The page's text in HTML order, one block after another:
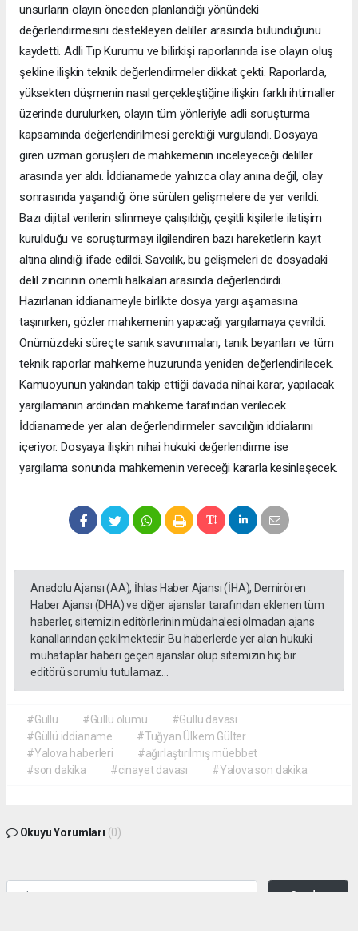
unsurların olayın önceden planlandığı yönündeki
değerlendirmesini destekleyen deliller arasında bulunduğunu
kaydetti. Adli Tıp Kurumu ve bilirkişi raporlarında ise olayın oluş
şekline ilişkin teknik değerlendirmeler dikkat çekti. Raporlarda,
yüksekten düşmenin nasıl gerçekleştiğine ilişkin farklı ihtimaller
üzerinde durulurken, olayın tüm yönleriyle adli soruşturma
kapsamında değerlendirilmesi gerektiği vurgulandı. Dosyaya
giren uzman görüşleri de mahkemenin inceleyeceği deliller
arasında yer aldı. İddianamede yalnızca olay anına değil, olay
sonrasında yaşandığı öne sürülen gelişmelere de yer verildi.
Bazı dijital verilerin silinmeye çalışıldığı, çeşitli kişilerle iletişim
kurulduğu ve soruşturmayı ilgilendiren bazı hareketlerin kayıt
altına alındığı ifade edildi. Savcılık, bu gelişmeleri de dosyadaki
delil zincirinin önemli halkaları arasında değerlendirdi.
Hazırlanan iddianameyle birlikte dosya yargı aşamasına
taşınırken, gözler mahkemenin yapacağı yargılamaya çevrildi.
Önümüzdeki süreçte sanık savunmaları, tanık beyanları ve tüm
teknik raporlar mahkeme huzurunda yeniden değerlendirilecek.
Kamuoyunun yakından takip ettiği davada nihai karar, yapılacak
yargılamanın ardından mahkeme tarafından verilecek.
İddianamede yer alan değerlendirmeler savcılığın iddialarını
içeriyor. Dosyaya ilişkin nihai hukuki değerlendirme ise
yargılama sonunda mahkemenin vereceği kararla kesinleşecek.
Anadolu Ajansı (AA), İhlas Haber Ajansı (İHA), Demirören
Haber Ajansı (DHA) ve diğer ajanslar tarafından eklenen tüm
haberler, sitemizin editörlerinin müdahalesi olmadan ajans
kanallarından çekilmektedir. Bu haberlerde yer alan hukuki
muhataplar haberi geçen ajanslar olup sitemizin hiç bir
editörü sorumlu tutulamaz...
#Güllü #Güllü ölümü
#Güllü davası
#Güllü iddianame
#Tuğyan Ülkem Gülter
#Yalova haberleri
#ağırlaştırılmış müebbet
#son dakika
#cinayet davası #Yalova son dakika
Okuyu Yorumları (0)
Gonder